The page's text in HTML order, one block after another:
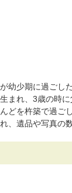
幼少期に過ごし
まれ、3歳の時
どを杵築で過ご
、遺品や写真の